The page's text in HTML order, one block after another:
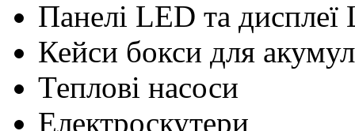
Панелі LED та дисплеї
Кейси бокси для
Теплові насоси
Електроскутери